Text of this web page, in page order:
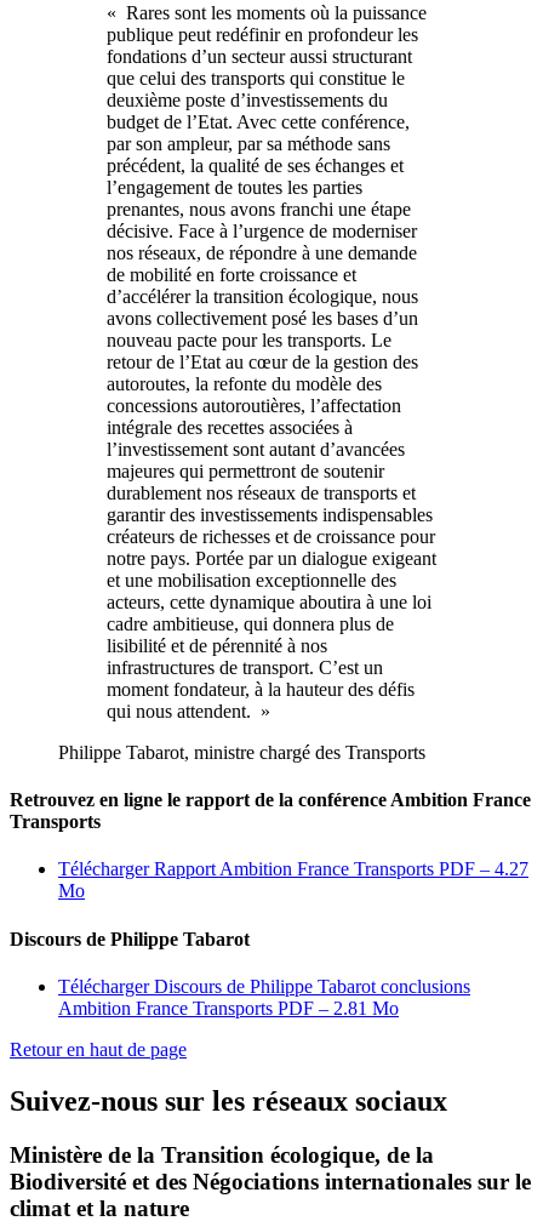
« Rares sont les moments où la puissance
publique peut redéfinir en profondeur les
fondations d’un secteur aussi structurant
que celui des transports qui constitue le
deuxième poste d’investissements du
budget de l’Etat. Avec cette conférence,
par son ampleur, par sa méthode sans
précédent, la qualité de ses échanges et
l’engagement de toutes les parties
prenantes, nous avons franchi une étape
décisive. Face à l’urgence de moderniser
nos réseaux, de répondre à une demande
de mobilité en forte croissance et
d’accélérer la transition écologique, nous
avons collectivement posé les bases d’un
nouveau pacte pour les transports. Le
retour de l’Etat au cœur de la gestion des
autoroutes, la refonte du modèle des
concessions autoroutières, l’affectation
intégrale des recettes associées à
l’investissement sont autant d’avancées
majeures qui permettront de soutenir
durablement nos réseaux de transports et
garantir des investissements indispensables
créateurs de richesses et de croissance pour
notre pays. Portée par un dialogue exigeant
et une mobilisation exceptionnelle des
acteurs, cette dynamique aboutira à une loi
cadre ambitieuse, qui donnera plus de
lisibilité et de pérennité à nos
infrastructures de transport. C’est un
moment fondateur, à la hauteur des défis
qui nous attendent. »
Philippe Tabarot, ministre chargé des Transports
Retrouvez en ligne le rapport de la conférence Ambition France
Transports
Télécharger Rapport Ambition France Transports PDF – 4.27
Mo
Discours de Philippe Tabarot
Télécharger Discours de Philippe Tabarot conclusions
Ambition France Transports PDF – 2.81 Mo
Retour en haut de page
Suivez-nous sur les réseaux sociaux
Ministère de la Transition écologique, de la
Biodiversité et des Négociations internationales sur le
climat et la nature